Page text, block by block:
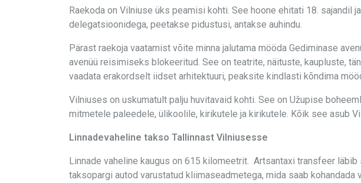
Raekoda on Vilniuse üks peamisi kohti. See hoone ehitati 18.
delegatsioonidega, peetakse pidustusi, antakse auhindu.
Pärast raekoja vaatamist võite minna jalutama mööda Gediminase
avenüü reisimiseks blokeeritud. See on teatrite, näituste, kaupluste,
vaadata erakordselt iidset arhitektuuri, peaksite kindlasti kõndima
Vilniuses on uskumatult palju huvitavaid kohti. See on Užupise
mitmetele paleedele, ülikoolile, kirikutele ja kirikutele. Kõik see asub
Linnadevaheline takso Tallinnast Vilniusesse
Linnade vaheline kaugus on 615 kilomeetrit. Artsantaxi transfeer läbib
taksopargi autod varustatud kliimaseadmetega, mida saab kohandada